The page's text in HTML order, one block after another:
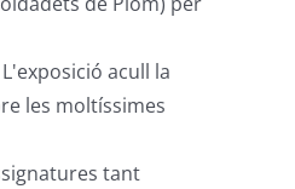
acull la
les moltíssimes
tant